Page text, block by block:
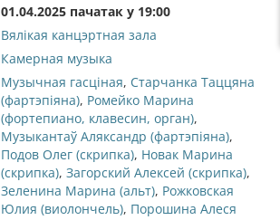
01.04.2025 пачатак у 19:00
Вялікая канцэртная зала
Камерная музыка
Музычная гасцiная, Старчанка Таццяна
(фартэпіяна), Ромейко Марина
(фортепиано, клавесин, орган),
Музыкантаў Аляксандр (фартэпіяна),
Подов Олег (скрипка), Новак Марина
(скрипка), Загорский Алексей (скрипка),
Зеленина Марина (альт), Рожковская
Юлия (виолончель), Порошина Алеся